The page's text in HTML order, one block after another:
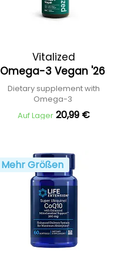
Vitalized
Omega-3 Vegan '26
Dietary supplement with
Omega-3
Auf Lager 20,99 €
Mehr Größen